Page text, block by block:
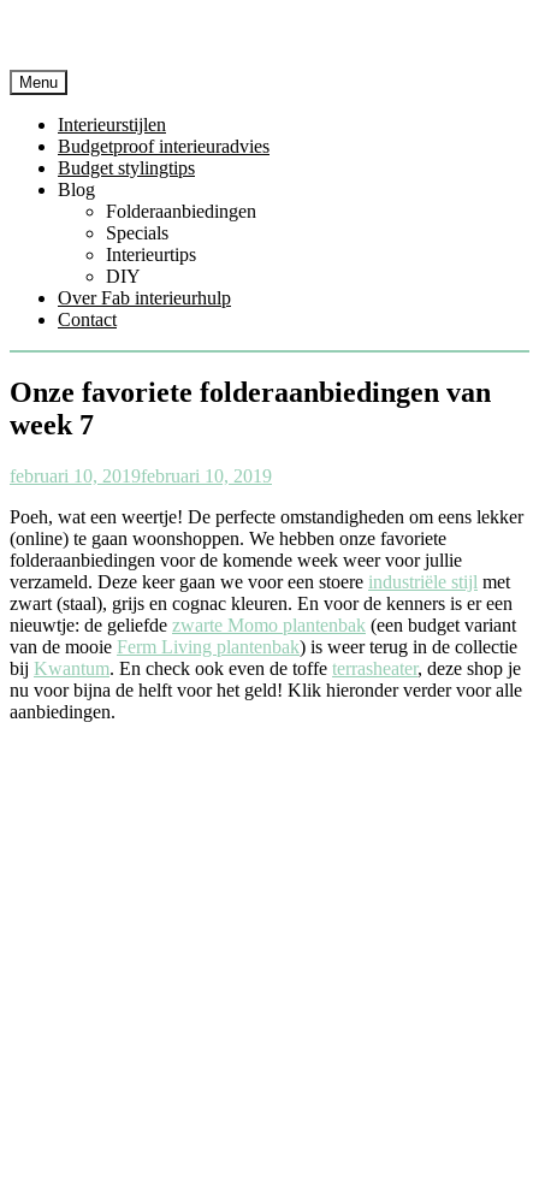
Menu
Interieurstijlen
Budgetproof interieuradvies
Budget stylingtips
Blog
Folderaanbiedingen
Specials
Interieurtips
DIY
Over Fab interieurhulp
Contact
Onze favoriete folderaanbiedingen van
week 7
februari 10, 2019februari 10, 2019
Poeh, wat een weertje! De perfecte omstandigheden om eens lekker
(online) te gaan woonshoppen. We hebben onze favoriete
folderaanbiedingen voor de komende week weer voor jullie
verzameld. Deze keer gaan we voor een stoere industriële stijl met
zwart (staal), grijs en cognac kleuren. En voor de kenners is er een
nieuwtje: de geliefde zwarte Momo plantenbak (een budget variant
van de mooie Ferm Living plantenbak) is weer terug in de collectie
bij Kwantum. En check ook even de toffe terrasheater, deze shop je
nu voor bijna de helft voor het geld! Klik hieronder verder voor alle
aanbiedingen.